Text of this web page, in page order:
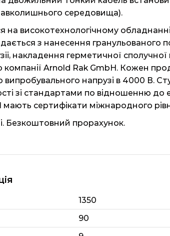
середовища).
на високотехнологічному
з нанесення гранульованого
накладення герметичної
Arnold Rak GmbH. Кожен
напрузі в 4000 В.
зі стандартами по відношенню до
сертифікати міжнародного
Безкоштовний прорахунок.
1350
90